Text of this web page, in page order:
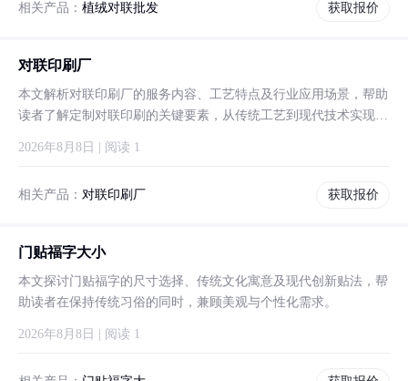
相关产品： 植绒对联批发 获取报价
对联印刷厂
本文解析对联印刷厂的服务内容、工艺特点及行业应用场景，帮助
读者了解定制对联印刷的关键要素，从传统工艺到现代技术实现个
2026年8月8日 | 阅读 1
相关产品： 对联印刷厂 获取报价
门贴福字大小
本文探讨门贴福字的尺寸选择、传统文化寓意及现代创新贴法，帮
助读者在保持传统习俗的同时，兼顾美观与个性化需求。
2026年8月8日 | 阅读 1